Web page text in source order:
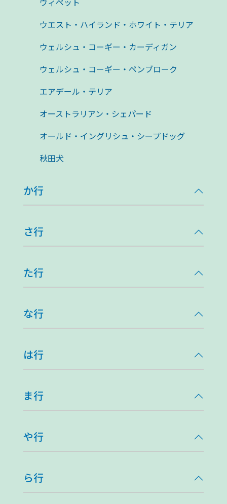
ウィペット
ウエスト・ハイランド・ホワイト・テリア
ウェルシュ・コーギー・カーディガン
ウェルシュ・コーギー・ペンブローク
エアデール・テリア
オーストラリアン・シェパード
オールド・イングリシュ・シープドッグ
秋田犬
か行
さ行
た行
な行
は行
ま行
や行
ら行